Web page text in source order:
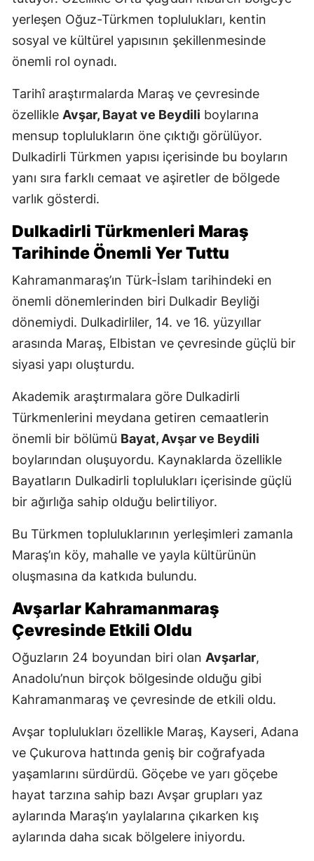
yerleşen Oğuz-Türkmen toplulukları, kentin
sosyal ve kültürel yapısının şekillenmesinde
önemli rol oynadı.
Tarihî araştırmalarda Maraş ve çevresinde
özellikle Avşar, Bayat ve Beydili boylarına
mensup toplulukların öne çıktığı görülüyor.
Dulkadirli Türkmen yapısı içerisinde bu boyların
yanı sıra farklı cemaat ve aşiretler de bölgede
varlık gösterdi.
Dulkadirli Türkmenleri Maraş
Tarihinde Önemli Yer Tuttu
Kahramanmaraş’ın Türk-İslam tarihindeki en
önemli dönemlerinden biri Dulkadir Beyliği
dönemiydi. Dulkadirliler, 14. ve 16. yüzyıllar
arasında Maraş, Elbistan ve çevresinde güçlü bir
siyasi yapı oluşturdu.
Akademik araştırmalara göre Dulkadirli
Türkmenlerini meydana getiren cemaatlerin
önemli bir bölümü Bayat, Avşar ve Beydili
boylarından oluşuyordu. Kaynaklarda özellikle
Bayatların Dulkadirli toplulukları içerisinde güçlü
bir ağırlığa sahip olduğu belirtiliyor.
Bu Türkmen topluluklarının yerleşimleri zamanla
Maraş’ın köy, mahalle ve yayla kültürünün
oluşmasına da katkıda bulundu.
Avşarlar Kahramanmaraş
Çevresinde Etkili Oldu
Oğuzların 24 boyundan biri olan Avşarlar,
Anadolu’nun birçok bölgesinde olduğu gibi
Kahramanmaraş ve çevresinde de etkili oldu.
Avşar toplulukları özellikle Maraş, Kayseri, Adana
ve Çukurova hattında geniş bir coğrafyada
yaşamlarını sürdürdü. Göçebe ve yarı göçebe
hayat tarzına sahip bazı Avşar grupları yaz
aylarında Maraş’ın yaylalarına çıkarken kış
aylarında daha sıcak bölgelere iniyordu.